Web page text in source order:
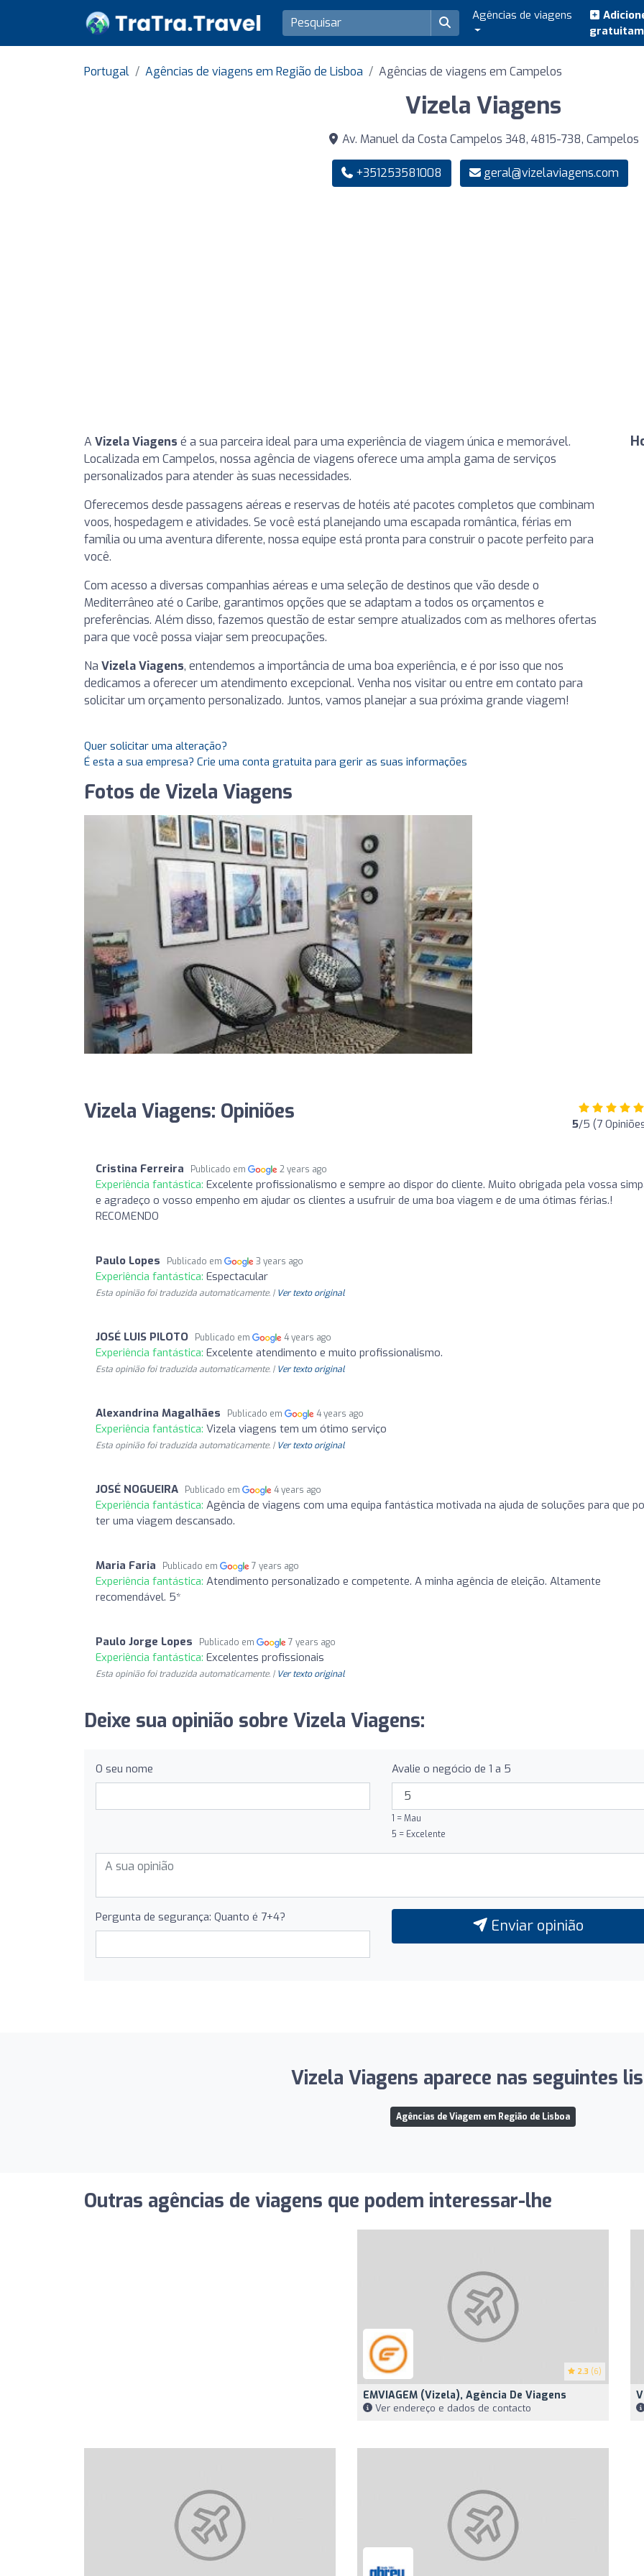
Agências de viagens
Portugal Agências de viagens em Região de Lisboa Agências de viagens em Campelos
Vizela Viagens
Av. Manuel da Costa Campelos 348, 4815-738, Campelos
+351253581008 geral@vizelaviagens.com
A Vizela Viagens é a sua parceira ideal para uma experiência de viagem única e memorável.
Localizada em Campelos, nossa agência de viagens oferece uma ampla gama de serviços
personalizados para atender às suas necessidades.
Oferecemos desde passagens aéreas e reservas de hotéis até pacotes completos que combinam
voos, hospedagem e atividades. Se você está planejando uma escapada romântica, férias em
família ou uma aventura diferente, nossa equipe está pronta para construir o pacote perfeito para
você.
Com acesso a diversas companhias aéreas e uma seleção de destinos que vão desde o
Mediterrâneo até o Caribe, garantimos opções que se adaptam a todos os orçamentos e
preferências. Além disso, fazemos questão de estar sempre atualizados com as melhores ofertas
para que você possa viajar sem preocupações.
Na Vizela Viagens, entendemos a importância de uma boa experiência, e é por isso que nos
dedicamos a oferecer um atendimento excepcional. Venha nos visitar ou entre em contato para
solicitar um orçamento personalizado. Juntos, vamos planejar a sua próxima grande viagem!
Quer solicitar uma alteração?
É esta a sua empresa? Crie uma conta gratuita para gerir as suas informações
Fotos de Vizela Viagens
Vizela Viagens: Opiniões 5/5 (7
Cristina Ferreira Publicado em 2 years ago
Experiência fantástica: Excelente profissionalismo e sempre ao dispor do cliente. Muito obrigada pela vossa
e agradeço o vosso empenho em ajudar os clientes a usufruir de uma boa viagem e de uma ótimas férias.!
RECOMENDO
Paulo Lopes Publicado em 3 years ago
Experiência fantástica: Espectacular
Esta opinião foi traduzida automaticamente. | Ver texto original
JOSÉ LUIS PILOTO Publicado em 4 years ago
Experiência fantástica: Excelente atendimento e muito profissionalismo.
Esta opinião foi traduzida automaticamente. | Ver texto original
Alexandrina Magalhães Publicado em 4 years ago
Experiência fantástica: Vizela viagens tem um ótimo serviço
Esta opinião foi traduzida automaticamente. | Ver texto original
JOSÉ NOGUEIRA Publicado em 4 years ago
Experiência fantástica: Agência de viagens com uma equipa fantástica motivada na ajuda de soluções para que
ter uma viagem descansado.
Maria Faria Publicado em 7 years ago
Experiência fantástica: Atendimento personalizado e competente. A minha agência de eleição. Altamente
recomendável. 5*
Paulo Jorge Lopes Publicado em 7 years ago
Experiência fantástica: Excelentes profissionais
Esta opinião foi traduzida automaticamente. | Ver texto original
Deixe sua opinião sobre Vizela Viagens:
O seu nome Avalie o negócio de 1 a 5
1 = Mau
5 = Excelente
Pergunta de segurança: Quanto é 7+4? Enviar opinião
Vizela Viagens aparece nas seguintes
Agências de Viagem em Região de Lisboa
Outras agências de viagens que podem interessar-lhe
2.3 (6)
EMVIAGEM (Vizela), Agência De Viagens
Ver endereço e dados de contacto